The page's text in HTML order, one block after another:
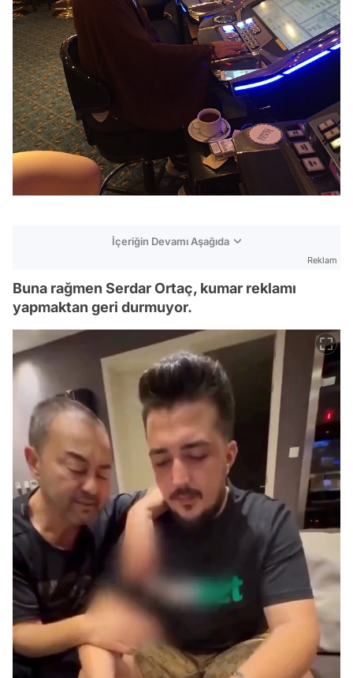
İçeriğin Devamı Aşağıda
Reklam
Buna rağmen Serdar Ortaç, kumar reklamı
yapmaktan geri durmuyor.